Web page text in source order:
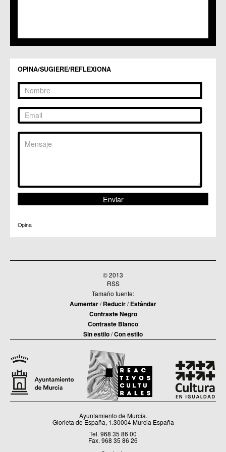
C.C. Zarandona
OPINA/SUGIERE/REFLEXIONA
Opina
© 2013
RSS
Tamaño fuente:
Aumentar/Reducir/Estándar
Contraste Negro
Contraste Blanco
Sin estilo/Con estilo
Ayuntamiento de Murcia.
Glorieta de España, 1.30004 Murcia España
Tel. 968 35 86 00
Fax. 968 35 86 26